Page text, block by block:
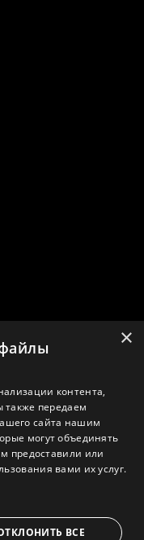
×
контента,
передаем
сайта нашим
могут объединять
предоставили или
вами их услуг.
ВСЕ